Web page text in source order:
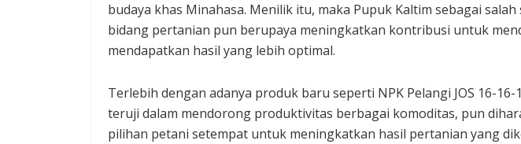
budaya khas Minahasa. Menilik itu, maka Pupuk Kaltim sebagai
bidang pertanian pun berupaya meningkatkan kontribusi untuk
mendapatkan hasil yang lebih optimal.
Terlebih dengan adanya produk baru seperti NPK Pelangi JOS 16-
teruji dalam mendorong produktivitas berbagai komoditas, pun
pilihan petani setempat untuk meningkatkan hasil pertanian yang